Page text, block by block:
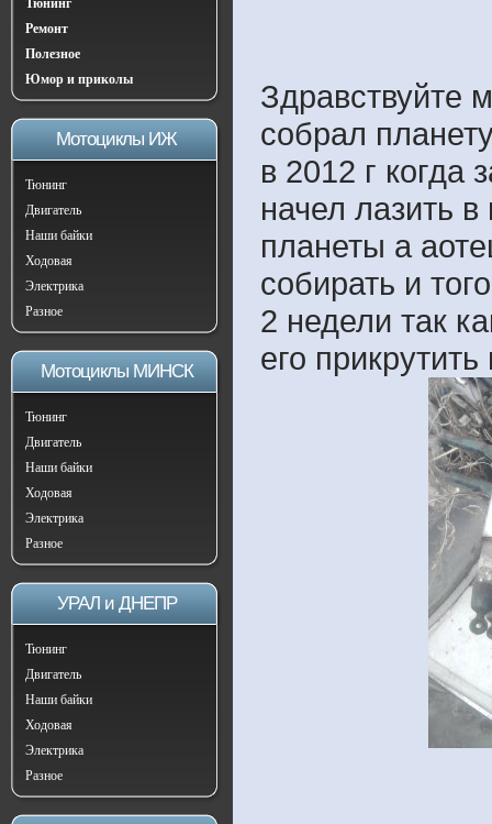
Тюнинг
Ремонт
Полезное
Юмор и приколы
Мотоциклы ИЖ
Тюнинг
Двигатель
Наши байки
Ходовая
Электрика
Разное
Мотоциклы МИНСК
Тюнинг
Двигатель
Наши байки
Ходовая
Электрика
Разное
УРАЛ и ДНЕПР
Тюнинг
Двигатель
Наши байки
Ходовая
Электрика
Разное
Здравствуйте
собрал
в 2012 г когда
начел лазить
планеты а
собирать и
2 недели так
его